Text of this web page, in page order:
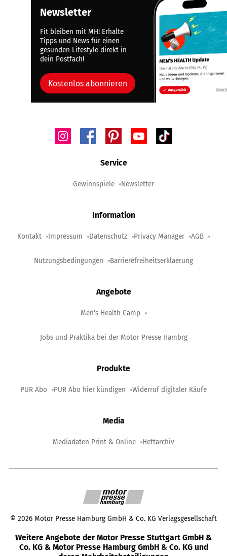
Newsletter
Fit bleiben mit MH! Erhalte
Tipps und News für einen
gesunden Lifestyle direkt in
dein Postfach!
Kostenlos abonnieren
Service
Gewinnspiele Newsletter
Information
Kontakt Impressum Datenschutz Privacy Manager AGB
Nutzungsbedingungen Barrierefreiheitserklaerung
Angebote
Men‘s Health Camp
Jobs und Praktika bei der Motor Presse Hambrg
Produkte
PUR Abo PUR Abo hier kündigen Widerruf digitaler Käufe
Media
Mediadaten Print & Online Heftarchiv
© 2026 Motor Presse Hamburg GmbH & Co. KG Verlagsgesellschaft
Weitere Angebote der Motor Presse Stuttgart GmbH &
Co. KG & Motor Presse Hamburg GmbH & Co. KG und